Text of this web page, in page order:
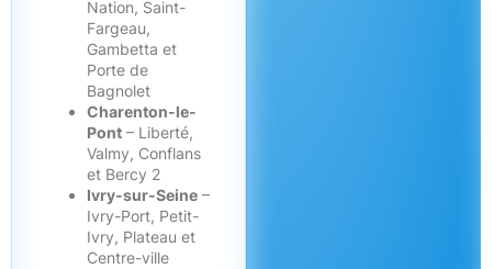
Nation, Saint-
Fargeau,
Gambetta et
Porte de
Bagnolet
Charenton-le-
Pont – Liberté,
Valmy, Conflans
et Bercy 2
Ivry-sur-Seine –
Ivry-Port, Petit-
Ivry, Plateau et
Centre-ville